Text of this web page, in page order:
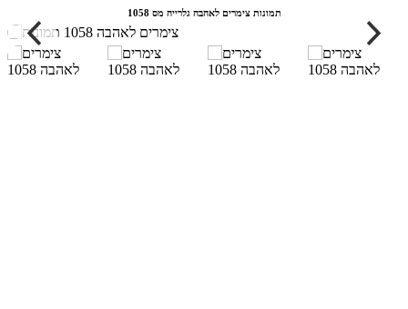
תמונות צימרים לאהבה גלרייה מס 1058